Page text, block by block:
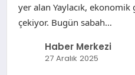
yer alan Yaylacık,
çekiyor. Bugün sabah…
Haber Merkezi
27 Aralık 2025